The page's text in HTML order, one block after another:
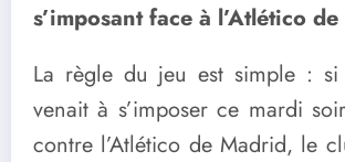
s’imposant face à l’Atlético
La règle du jeu est simple :
venait à s’imposer ce mardi
contre l’Atlético de Madrid, le